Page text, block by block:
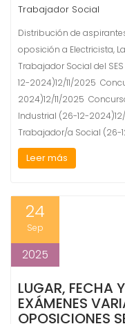
Trabajador Social
Distribución de
oposición a Electricista,
Trabajador Social del
12-2024)12/11/2025
2024)12/11/2025
Industrial (26-12-
Trabajador/a Social (26-
Leer más
24
Sep
2025
LUGAR, FECHA
EXÁMENES
OPOSICIONES